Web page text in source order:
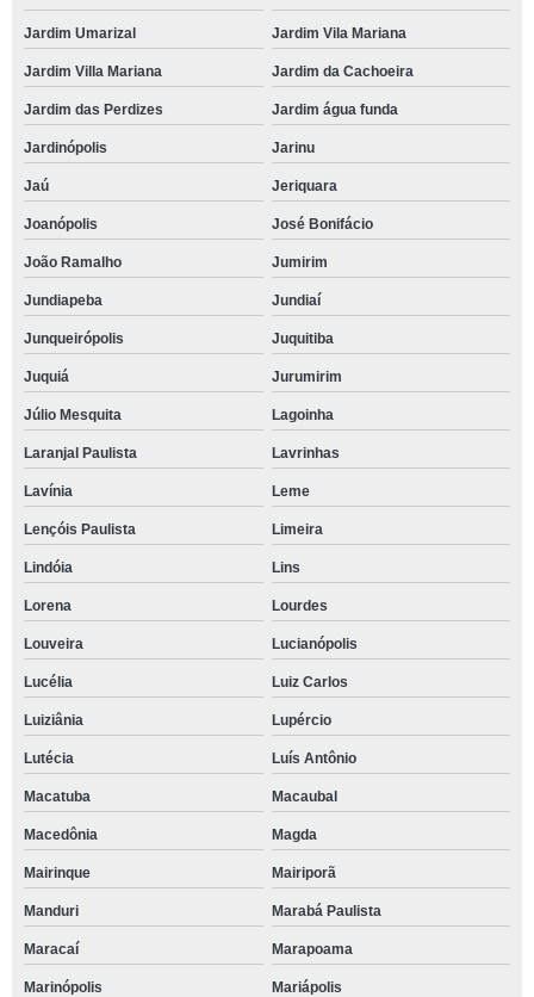
Jardim Umarizal Jardim Vila Mariana
Jardim Villa Mariana Jardim da Cachoeira
Jardim das Perdizes Jardim água funda
Jardinópolis Jarinu
Jaú Jeriquara
Joanópolis José Bonifácio
João Ramalho Jumirim
Jundiapeba Jundiaí
Junqueirópolis Juquitiba
Juquiá Jurumirim
Júlio Mesquita Lagoinha
Laranjal Paulista Lavrinhas
Lavínia Leme
Lençóis Paulista Limeira
Lindóia Lins
Lorena Lourdes
Louveira Lucianópolis
Lucélia Luiz Carlos
Luiziânia Lupércio
Lutécia Luís Antônio
Macatuba Macaubal
Macedônia Magda
Mairinque Mairiporã
Manduri Marabá Paulista
Maracaí Marapoama
Marinópolis Mariápolis